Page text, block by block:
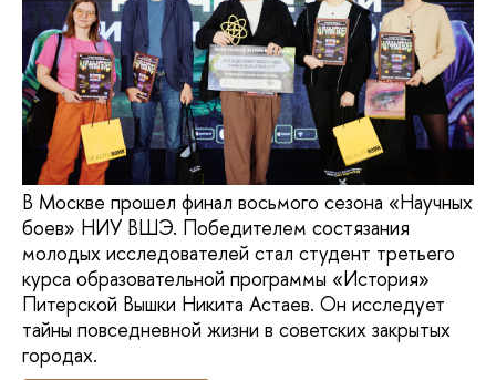
В Москве прошел финал восьмого сезона «Научных
боев» НИУ ВШЭ. Победителем состязания
молодых исследователей стал студент третьего
курса образовательной программы «История»
Питерской Вышки Никита Астаев. Он исследует
тайны повседневной жизни в советских закрытых
городах.